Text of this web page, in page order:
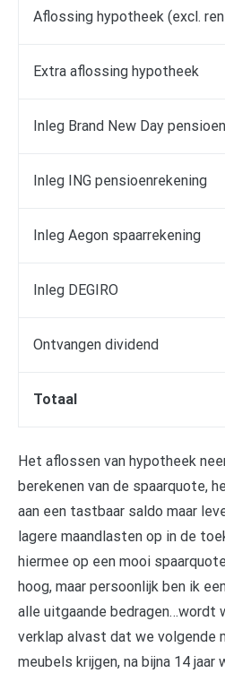
Aflossing hypotheek (excl.
Extra aflossing hypotheek
Inleg Brand New Day
Inleg ING pensioenrekening
Inleg Aegon spaarrekening
Inleg DEGIRO
Ontvangen dividend
Totaal
Het aflossen van hypotheek
berekenen van de spaarquote,
aan een tastbaar saldo maar
lagere maandlasten op in de
hiermee op een mooi
hoog, maar persoonlijk ben ik
alle uitgaande bedragen…wordt
verklap alvast dat we volgende
meubels krijgen, na bijna 14